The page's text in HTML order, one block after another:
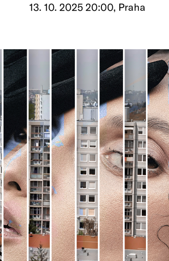
13. 10. 2025 20:00, Praha